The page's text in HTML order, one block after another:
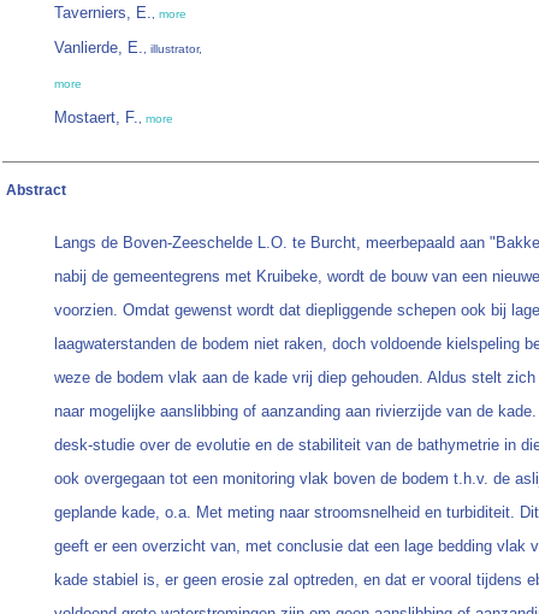
Taverniers, E., more
Vanlierde, E., illustrator,
more
Mostaert, F., more
Abstract
Langs de Boven-Zeeschelde L.O. te Burcht, meerbepaald aan
nabij de gemeentegrens met Kruibeke, wordt de bouw van een
voorzien. Omdat gewenst wordt dat diepliggende schepen ook bij lage
laagwaterstanden de bodem niet raken, doch voldoende kielspeling
weze de bodem vlak aan de kade vrij diep gehouden. Aldus stelt zich
naar mogelijke aanslibbing of aanzanding aan rivierzijde van de
desk-studie over de evolutie en de stabiliteit van de bathymetrie in
ook overgegaan tot een monitoring vlak boven de bodem t.h.v. de
geplande kade, o.a. Met meting naar stroomsnelheid en turbiditeit.
geeft er een overzicht van, met conclusie dat een lage bedding vlak
kade stabiel is, er geen erosie zal optreden, en dat er vooral tijdens